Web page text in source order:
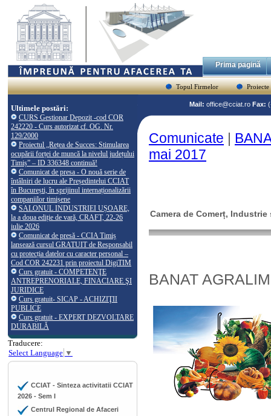
Prima pagină
Topul Firmelor Proiecte
Ultimele postări:
CURS Gestionar Depozit -cod COR
242220 - Curs autorizat cf. OG. Nr.
129/2000
Proiectul „Rețea de Succes: Stimularea
ocupării forței de muncă la nivelul județului
Timiș” – ID 336348 continuă!
Comunicat de presa - O nouă serie de
întâlniri de lucru ale Președintelui CCIAT
în București, în sprijinul internaționalizării
companiilor timișene
SALONUL INDUSTRIEI UȘOARE,
la a doua ediție de vară, CRAFT, 22-26
iulie 2026
Comunicat de presă - CCIA Timiș
lansează cursul GRATUIT de Responsabil
cu protecția datelor cu caracter personal –
Cod COR 242231 prin proiectul DigiTIM
Curs gratuit - COMPETENŢE
ANTREPRENORIALE, FINACIARE ŞI
JURIDICE
Curs gratuit- SICAP - ACHIZIŢII
PUBLICE
Curs gratuit - EXPERT DEZVOLTARE
DURABILĂ
Traducere:
Select Language ▼
CCIAT - Sinteza activitatii CCIAT
2026 - Sem I
Centrul Regional de Afaceri
Mail: office@cciat.ro Fax:
Comunicate |
mai 2017
Camera de Comerț,
BANAT